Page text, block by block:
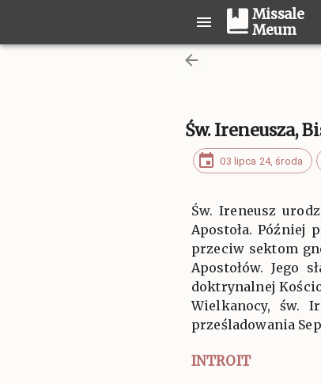
Missale
Meum
Św. Ireneusza,
03 lipca 24, środa
Św. Ireneusz
Apostoła. Później
przeciw sektom
Apostołów. Jego
doktrynalnej
Wielkanocy, św.
prześladowania
INTROIT